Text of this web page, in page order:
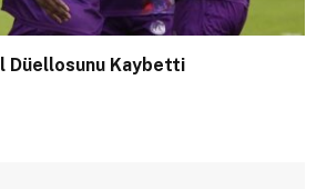
Düellosunu Kaybetti